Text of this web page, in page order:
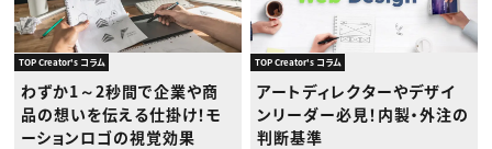
TOP Creator's コラム
わずか1～2秒間で企業や商
品の想いを伝える仕掛け！モ
ーションロゴの視覚効果
TOP Creator's コラム
アートディレクターやデザイ
ンリーダー必見！内製・外注の
判断基準